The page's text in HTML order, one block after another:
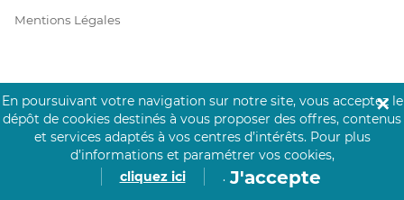
Mentions Légales
Protection des Données
En poursuivant votre navigation sur notre site, vous acceptez le
dépôt de cookies destinés à vous proposer des offres, contenus
et services adaptés à vos centres d’intérêts. Pour plus
d’informations et paramétrer vos cookies,
cliquez ici
. J'accepte
✕